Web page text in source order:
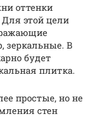
оттенки
этой цели
зеркальные. В
будет
плитка.
простые, но не
стен